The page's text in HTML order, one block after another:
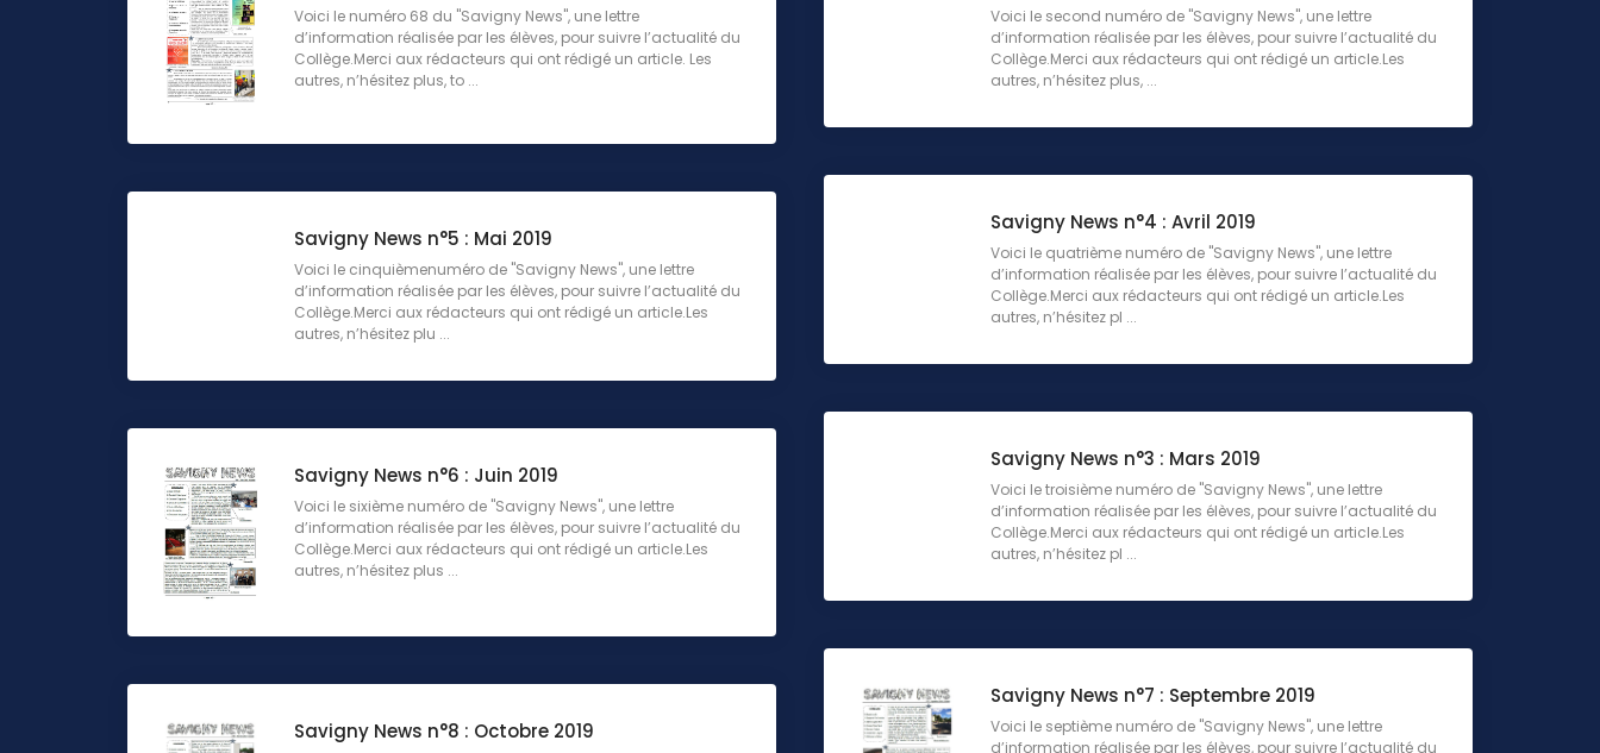
Voici le numéro 68 du "Savigny News", une lettre
d’information réalisée par les élèves, pour suivre l’actualité du
Collège.Merci aux rédacteurs qui ont rédigé un article. Les
autres, n’hésitez plus, to ...
Voici le second numéro de "Savigny News", une lettre
d’information réalisée par les élèves, pour suivre l’actualité du
Collège.Merci aux rédacteurs qui ont rédigé un article.Les
autres, n’hésitez plus, ...
Savigny News n°4 : Avril 2019
Voici le quatrième numéro de "Savigny News", une lettre
d’information réalisée par les élèves, pour suivre l’actualité du
Collège.Merci aux rédacteurs qui ont rédigé un article.Les
autres, n’hésitez pl ...
Savigny News n°5 : Mai 2019
Voici le cinquièmenuméro de "Savigny News", une lettre
d’information réalisée par les élèves, pour suivre l’actualité du
Collège.Merci aux rédacteurs qui ont rédigé un article.Les
autres, n’hésitez plu ...
Savigny News n°3 : Mars 2019
Voici le troisième numéro de "Savigny News", une lettre
d’information réalisée par les élèves, pour suivre l’actualité du
Collège.Merci aux rédacteurs qui ont rédigé un article.Les
autres, n’hésitez pl ...
Savigny News n°6 : Juin 2019
Voici le sixième numéro de "Savigny News", une lettre
d’information réalisée par les élèves, pour suivre l’actualité du
Collège.Merci aux rédacteurs qui ont rédigé un article.Les
autres, n’hésitez plus ...
Savigny News n°7 : Septembre 2019
Voici le septième numéro de "Savigny News", une lettre
d’information réalisée par les élèves, pour suivre l’actualité du
Savigny News n°8 : Octobre 2019